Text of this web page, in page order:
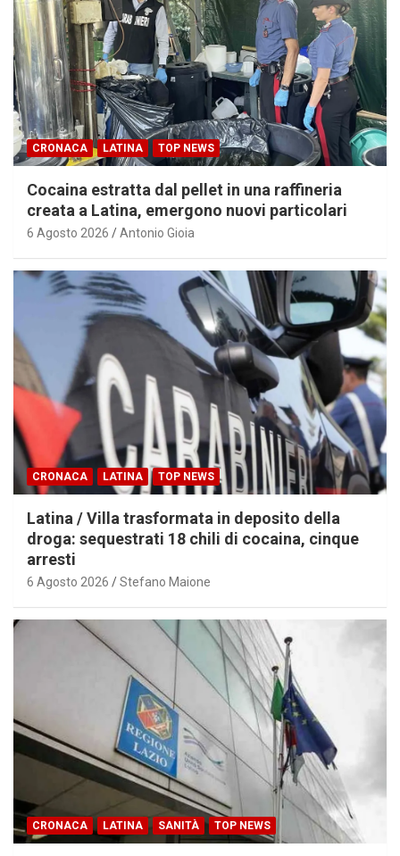
CRONACA LATINA TOP NEWS
Cocaina estratta dal pellet in una raffineria
creata a Latina, emergono nuovi particolari
6 Agosto 2026 Antonio Gioia
CRONACA LATINA TOP NEWS
Latina / Villa trasformata in deposito della
droga: sequestrati 18 chili di cocaina, cinque
arresti
6 Agosto 2026 Stefano Maione
CRONACA LATINA SANITÀ TOP NEWS